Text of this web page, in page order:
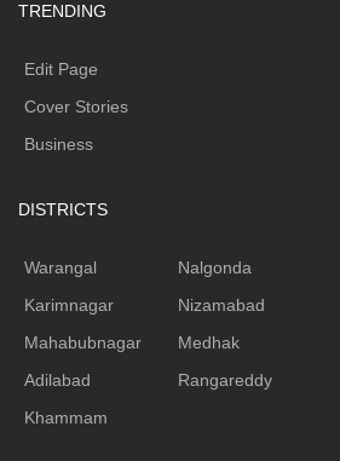
TRENDING
Edit Page
Cover Stories
Business
DISTRICTS
Warangal
Karimnagar
Mahabubnagar
Adilabad
Khammam
Nalgonda
Nizamabad
Medhak
Rangareddy